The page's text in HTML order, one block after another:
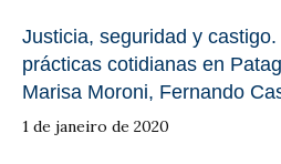
Justicia, seguridad y
prácticas cotidianas en
Marisa Moroni, Fernando
1 de janeiro de 2020